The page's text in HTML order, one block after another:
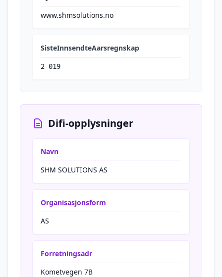
www.shmsolutions.no
SisteInnsendteAarsregnskap
2 019
Difi-opplysninger
Navn
SHM SOLUTIONS AS
Organisasjonsform
AS
Forretningsadr
Kometvegen 7B